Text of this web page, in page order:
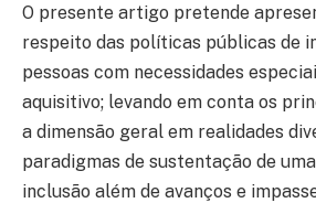
O presente artigo pretende
respeito das políticas públicas de
pessoas com necessidades
aquisitivo; levando em conta os
a dimensão geral em realidades
paradigmas de sustentação de
inclusão além de avanços e